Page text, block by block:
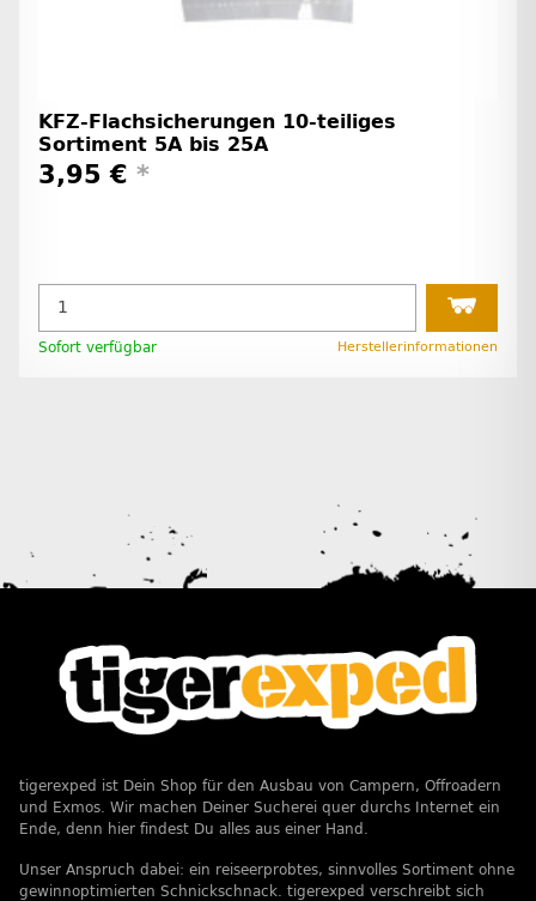
KFZ-Flachsicherungen 10-teiliges
Sortiment 5A bis 25A
3,95 € *
Sofort verfügbar Herstellerinformationen
tigerexped ist Dein Shop für den Ausbau von Campern, Offroadern
und Exmos. Wir machen Deiner Sucherei quer durchs Internet ein
Ende, denn hier findest Du alles aus einer Hand.
Unser Anspruch dabei: ein reiseerprobtes, sinnvolles Sortiment ohne
gewinnoptimierten Schnickschnack. tigerexped verschreibt sich